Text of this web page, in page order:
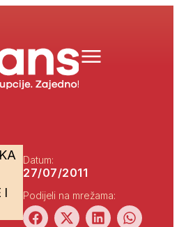
I
Datum:
27/07/2011
Podijeli na mrežama: